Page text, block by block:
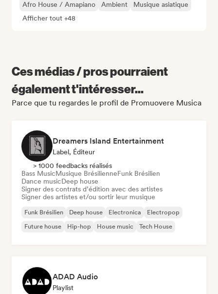
Afro House / Amapiano Ambient
Musique asiatique
Afficher tout +48
Ces médias / pros pourraient
également t'intéresser...
Parce que tu regardes le profil de Promuovere Musica
Dreamers Island Entertainment
Label, Éditeur
> 1000 feedbacks réalisés
Bass MusicMusique BrésilienneFunk Brésilien
Dance musicDeep house
Signer des contrats d’édition avec des artistes
Signer des artistes et/ou sortir leur musique
Funk Brésilien Deep house Electronica
Electropop
Future house
Hip-hop House music Tech House
ADAD Audio
Playlist